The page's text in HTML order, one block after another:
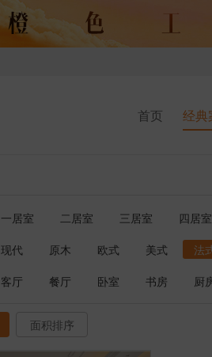
首页 经典
一居室 二居室 三居室
四居室
现代 原木 欧式 美式
法
客厅 餐厅 卧室 书房 厨
面积排序